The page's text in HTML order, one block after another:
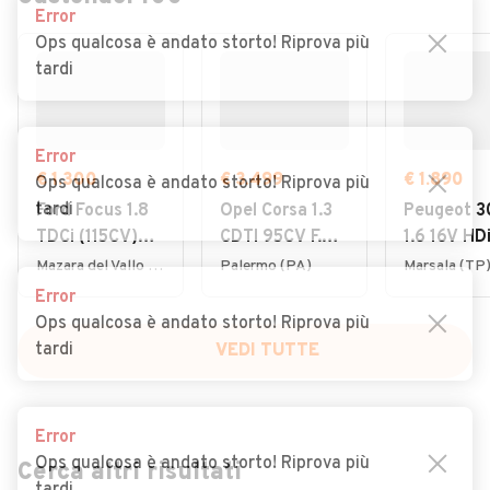
€ 1.300
Ford Focus 1.8
TDCi (115CV)
cat SW Ghia
Mazara del Vallo (TP)
€ 3.499
Opel Corsa 1.3
CDTI 95CV F.AP.
5 porte Elective
Palermo (PA)
€ 1.890
Peugeot
1.6 16V
110CV
Marsala (TP)
VEDI TUTTE
Cerca altri risultati
Error
Ops qualcosa è andato storto! Riprova più
tardi
Error
Ops qualcosa è andato storto! Riprova più
tardi
Error
Ops qualcosa è andato storto! Riprova più
tardi
Error
Ops qualcosa è andato storto! Riprova più